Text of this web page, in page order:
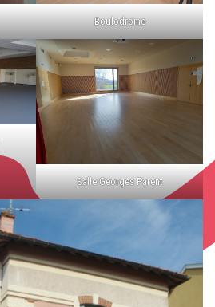
Boulodrome
Salle Georges Parent